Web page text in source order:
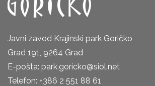
Javni zavod Krajinski park Goričko
Grad 191, 9264 Grad
E-pošta: park.goricko@siol.net
Telefon: +386 2 551 88 61